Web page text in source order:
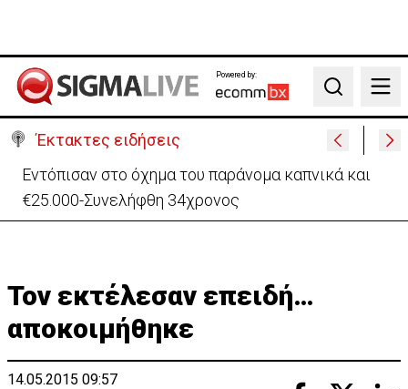
Powered by:
Search
Έκτακτες ειδήσεις
Μαλαισία: Πανικός σε πτήση – Επιχείρησε να
ανοίξει την έξοδο κυνδίνου (ΒΙΝΤΕΟ)
Τον εκτέλεσαν επειδή…
αποκοιμήθηκε
14.05.2015 09:57